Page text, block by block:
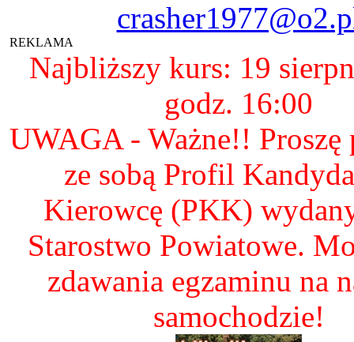
REKLAMA
Najbliższy kurs: 19
godz. 16:00
UWAGA - Ważne!! Proszę
ze sobą Profil
Kierowcę (PKK)
Starostwo Powiatowe.
zdawania egzaminu na
samochodzie!